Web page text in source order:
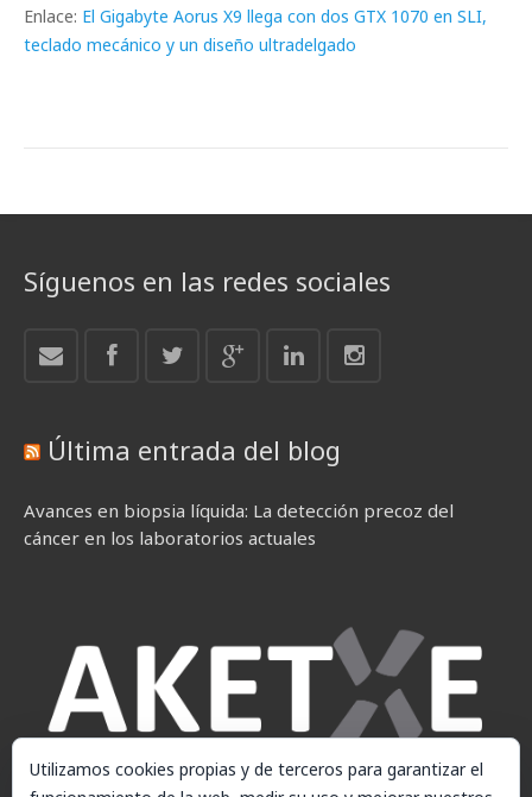
Enlace: El Gigabyte Aorus X9 llega con dos GTX 1070 en SLI,
teclado mecánico y un diseño ultradelgado
Síguenos en las redes sociales
Última entrada del blog
Avances en biopsia líquida: La detección precoz del
cáncer en los laboratorios actuales
Utilizamos cookies propias y de terceros para garantizar el